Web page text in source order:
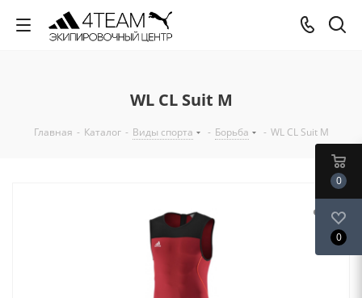
WL CL Suit M
Главная - Каталог - Виды спорта - Борьба - WL CL Suit M
0
0